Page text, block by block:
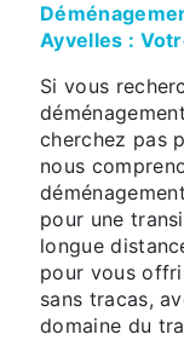
Ayvelles :
Si vous
cherchez pas
nous
pour une
longue
pour vous
sans tracas,
domaine du